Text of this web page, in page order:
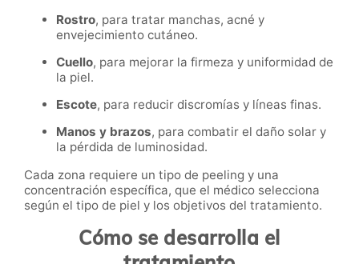
Rostro, para tratar manchas, acné y
envejecimiento cutáneo.
Cuello, para mejorar la firmeza y uniformidad de
la piel.
Escote, para reducir discromías y líneas finas.
Manos y brazos, para combatir el daño solar y
la pérdida de luminosidad.
Cada zona requiere un tipo de peeling y una
concentración específica, que el médico selecciona
según el tipo de piel y los objetivos del tratamiento.
Cómo se desarrolla el